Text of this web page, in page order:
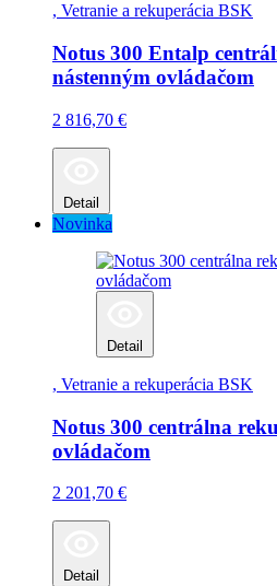
, Vetranie a rekuperácia BSK
Notus 300 Entalp
nástenným ovládačom
2 816,70 €
Detail
Novinka
Detail
, Vetranie a rekuperácia BSK
Notus 300 centrálna
ovládačom
2 201,70 €
Detail